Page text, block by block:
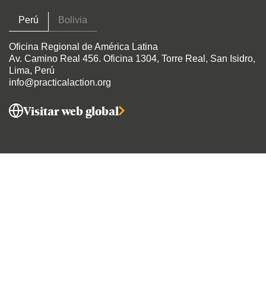
Perú Bolivia
Oficina Regional de América Latina
Av. Camino Real 456. Oficina 1304, Torre Real, San Isidro,
Lima, Perú
info@practicalaction.org
Visitar web global